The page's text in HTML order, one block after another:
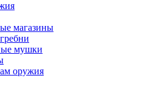
магазины
мушки
оружия